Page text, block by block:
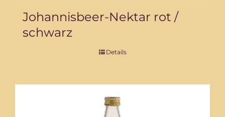
Johannisbeer-Nektar rot /
schwarz
Details